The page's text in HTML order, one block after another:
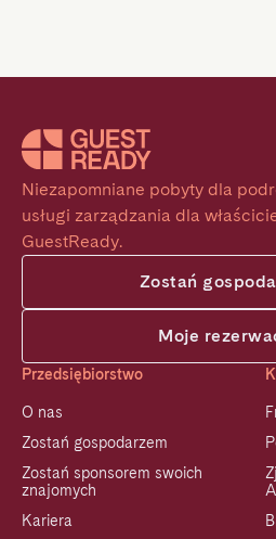
Niezapomniane pobyty dla
usługi zarządzania dla
GuestReady.
Zostań
Moje
Przedsiębiorstwo
O nas
Zostań gospodarzem
Zostań sponsorem swoich
znajomych
Kariera